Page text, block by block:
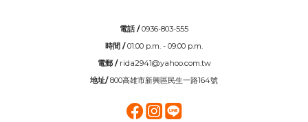
電話 /0936-803-555
時間 /01:00 p.m. - 09:00 p.m.
電郵 / rida2941@yahoo.com.tw
地址/800高雄市新興區民生一路164號